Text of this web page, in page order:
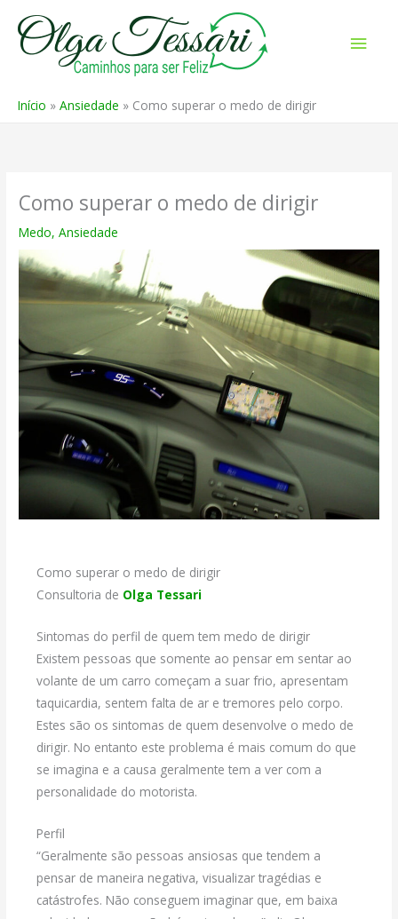
para
Início Ansiedade Como superar o medo de dirigir
Como superar o medo de dirigir
Medo,Ansiedade
Como superar o medo de dirigir
Consultoria de Olga Tessari
Sintomas do perfil de quem tem medo de dirigir
Existem pessoas que somente ao pensar em sentar ao
volante de um carro começam a suar frio, apresentam
taquicardia, sentem falta de ar e tremores pelo corpo.
Estes são os sintomas de quem desenvolve o medo de
dirigir. No entanto este problema é mais comum do que
se imagina e a causa geralmente tem a ver com a
personalidade do motorista.
Perfil
“Geralmente são pessoas ansiosas que tendem a
pensar de maneira negativa, visualizar tragédias e
catástrofes. Não conseguem imaginar que, em baixa